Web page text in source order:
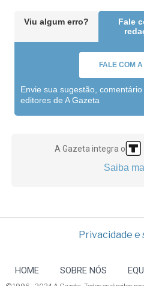
Viu algum erro?
Fale
FALE COM
Envie sua sugestão,
editores de A Gazeta
A Gazeta integra o
Saiba
Privacidade e
HOME SOBRE NÓS